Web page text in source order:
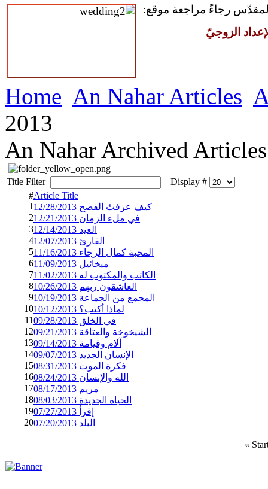
رجاءً مراجعة موقع:
الزوجيّ
Home An Nahar Articles
2013
An Nahar Archived Articles
Title Filter
Display #
#Article Title
1
كيف عرفتُ الفصح 12/28/2013
2
في ملء الزمان 12/21/2013
3
العيد 12/14/2013
4
القارئ 12/07/2013
5
المحبة كمال الرجاء 11/16/2013
6
ميخائيل 11/09/2013
7
الكاتب والمكتوب له 11/02/2013
8
العاشقون ربهم 10/26/2013
9
المجمع من الجماعة 10/19/2013
10
لماذا أكتب؟ 10/12/2013
11
في الخلق 09/28/2013
12
الشيخوخة والعتاقة 09/21/2013
13
آلام وقيامة 09/14/2013
14
الإنسان الجديد 09/07/2013
15
فكرة الموت 08/31/2013
16
الله والإنسان 08/24/2013
17
مريم 08/17/2013
18
الحياة الجديدة 08/03/2013
19
إقرأ 07/27/2013
20
البلد 07/20/2013
«